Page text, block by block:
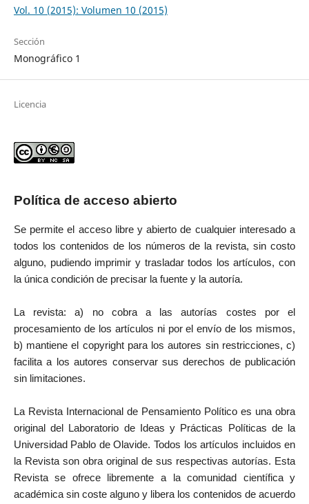
Vol. 10 (2015): Volumen 10 (2015)
Sección
Monográfico 1
Licencia
Política de acceso abierto
Se permite el acceso libre y abierto de cualquier interesado a
todos los contenidos de los números de la revista, sin costo
alguno, pudiendo imprimir y trasladar todos los artículos, con
la única condición de precisar la fuente y la autoría.
La revista: a) no cobra a las autorías costes por el
procesamiento de los artículos ni por el envío de los mismos,
b) mantiene el copyright para los autores sin restricciones, c)
facilita a los autores conservar sus derechos de publicación
sin limitaciones.
La Revista Internacional de Pensamiento Político es una obra
original del Laboratorio de Ideas y Prácticas Políticas de la
Universidad Pablo de Olavide. Todos los artículos incluidos en
la Revista son obra original de sus respectivas autorías. Esta
Revista se ofrece libremente a la comunidad científica y
académica sin coste alguno y libera los contenidos de acuerdo